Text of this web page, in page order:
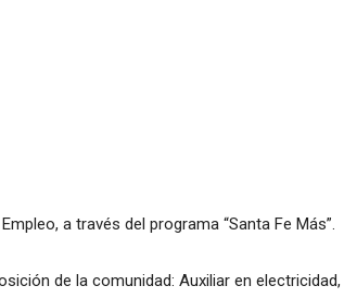
a través del programa “Santa Fe Más”.
de la comunidad: Auxiliar en electricidad,